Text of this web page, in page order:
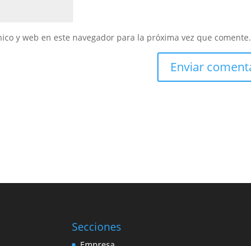
y web en este navegador para la próxima vez que comente.
Secciones